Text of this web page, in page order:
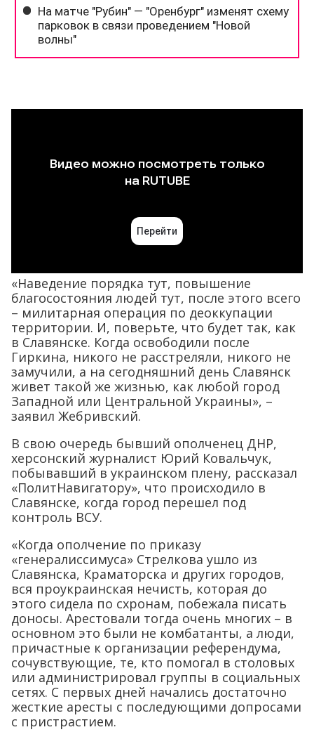
«Наведение порядка тут, повышение
благосостояния людей тут, после этого всего
– милитарная операция по деоккупации
территории. И, поверьте, что будет так, как
в Славянске. Когда освободили после
Гиркина, никого не расстреляли, никого не
замучили, а на сегодняшний день Славянск
живет такой же жизнью, как любой город
Западной или Центральной Украины», –
заявил Жебривский.
В свою очередь бывший ополченец ДНР,
херсонский журналист Юрий Ковальчук,
побывавший в украинском плену, рассказал
«ПолитНавигатору», что происходило в
Славянске, когда город перешел под
контроль ВСУ.
«Когда ополчение по приказу
«генералиссимуса» Стрелкова ушло из
Славянска, Краматорска и других городов,
вся проукраинская нечисть, которая до
этого сидела по схронам, побежала писать
доносы. Арестовали тогда очень многих – в
основном это были не комбатанты, а люди,
причастные к организации референдума,
сочувствующие, те, кто помогал в столовых
или администрировал группы в социальных
сетях. С первых дней начались достаточно
жесткие аресты с последующими допросами
с пристрастием.